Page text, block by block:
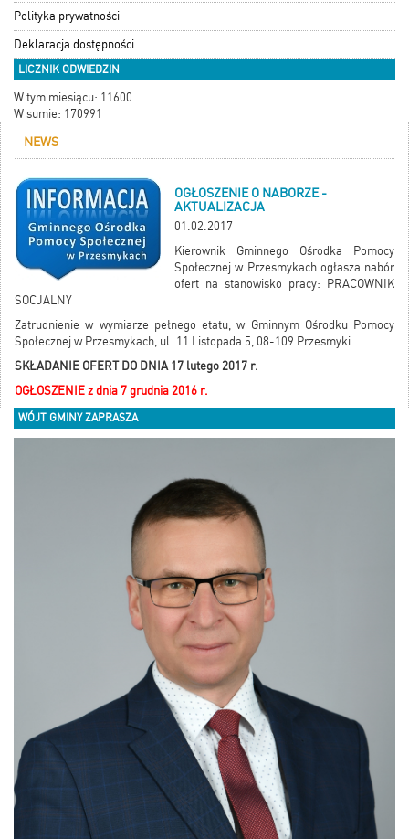
Polityka prywatności
Deklaracja dostępności
LICZNIK ODWIEDZIN
W tym miesiącu: 11600
W sumie: 170991
NEWS
OGŁOSZENIE O NABORZE -
AKTUALIZACJA
01.02.2017
Kierownik Gminnego Ośrodka Pomocy
Społecznej w Przesmykach ogłasza nabór
ofert na stanowisko pracy: PRACOWNIK
SOCJALNY
Zatrudnienie w wymiarze pełnego etatu, w Gminnym Ośrodku Pomocy
Społecznej w Przesmykach, ul. 11 Listopada 5, 08-109 Przesmyki.
SKŁADANIE OFERT DO DNIA 17 lutego 2017 r.
OGŁOSZENIE z dnia 7 grudnia 2016 r.
WÓJT GMINY ZAPRASZA